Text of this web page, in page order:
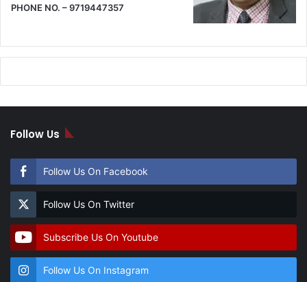
PHONE NO. – 9719447357
Follow Us
Follow Us On Facebook
Follow Us On Twitter
Subscribe Us On Youtube
Follow Us On Instagram